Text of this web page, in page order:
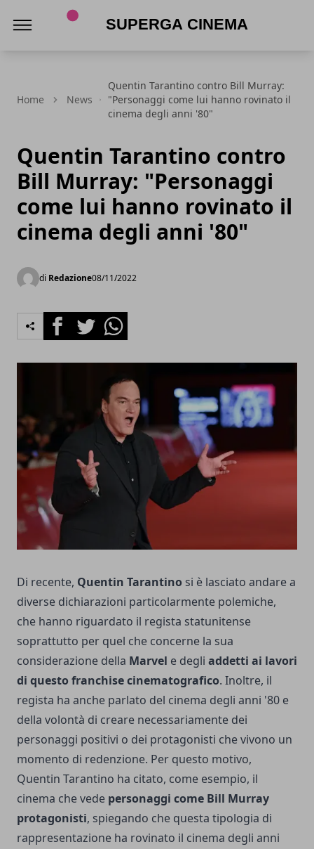
Home News
Quentin Tarantino contro Bill Murray:
"Personaggi come lui hanno rovinato il
cinema degli anni '80"
Quentin Tarantino contro
Bill Murray: "Personaggi
come lui hanno rovinato il
cinema degli anni '80"
di Redazione08/11/2022
FacebookTwitterWhatsapp
Di recente, Quentin Tarantino si è lasciato andare a
diverse dichiarazioni particolarmente polemiche,
che hanno riguardato il regista statunitense
soprattutto per quel che concerne la sua
considerazione della Marvel e degli addetti ai lavori
di questo franchise cinematografico. Inoltre, il
regista ha anche parlato del cinema degli anni '80 e
della volontà di creare necessariamente dei
personaggi positivi o dei protagonisti che vivono un
momento di redenzione. Per questo motivo,
Quentin Tarantino ha citato, come esempio, il
cinema che vede personaggi come Bill Murray
protagonisti, spiegando che questa tipologia di
rappresentazione ha rovinato il cinema degli anni